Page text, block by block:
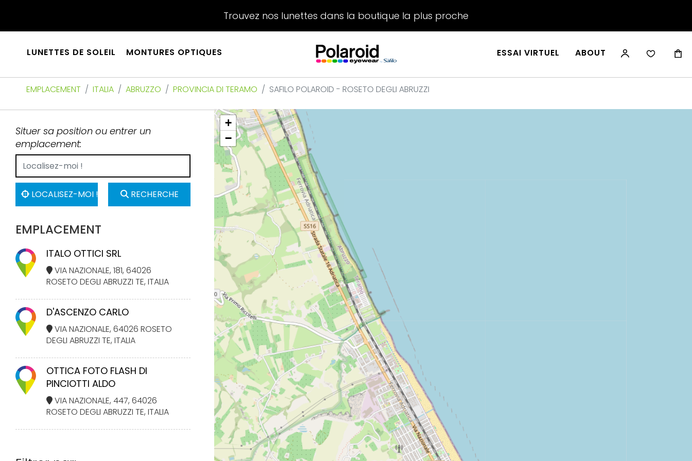
Trouvez nos lunettes dans la boutique la plus proche
LUNETTES DE SOLEIL MONTURES OPTIQUES ESSAI VIRTUEL ABOUT
EMPLACEMENT ITALIA ABRUZZO PROVINCIA DI TERAMO SAFILO POLAROID - ROSETO DEGLI ABRUZZI
Situer sa position ou entrer un
emplacement:
LOCALISEZ-MOI ! RECHERCHE
EMPLACEMENT
ITALO OTTICI SRL
VIA NAZIONALE, 181, 64026
ROSETO DEGLI ABRUZZI TE, ITALIA
D'ASCENZO CARLO
VIA NAZIONALE, 64026 ROSETO
DEGLI ABRUZZI TE, ITALIA
OTTICA FOTO FLASH DI
PINCIOTTI ALDO
VIA NAZIONALE, 447, 64026
ROSETO DEGLI ABRUZZI TE, ITALIA
+
−